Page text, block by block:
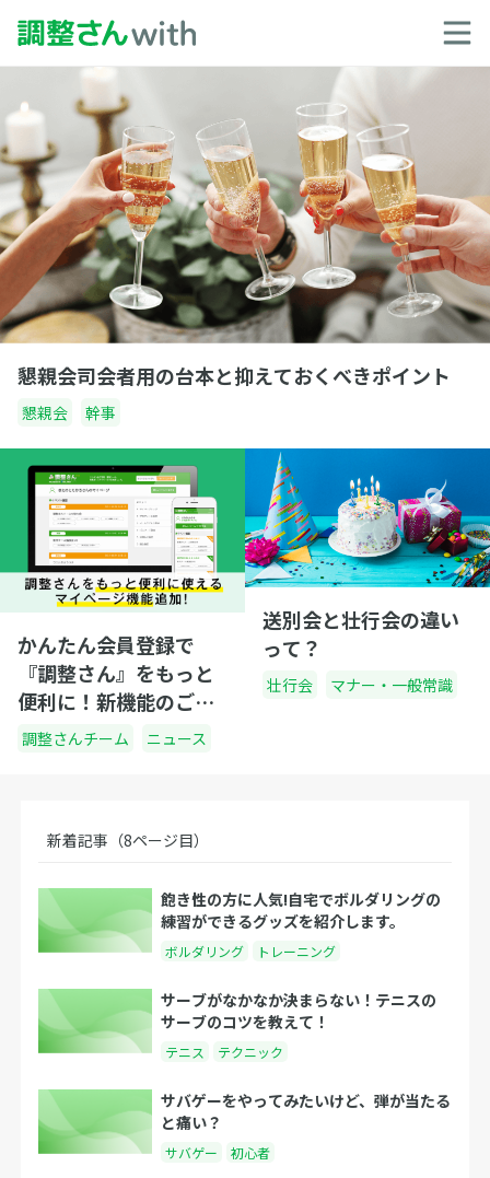
懇親会司会者用の台本と抑えておくべきポイント
懇親会 幹事
かんたん会員登録で
『調整さん』をもっと
便利に！新機能のご紹
介
調整さんチーム ニュース
送別会と壮行会の違い
って？
壮行会 マナー・一般常識
新着記事（8ページ目）
飽き性の方に人気!自宅でボルダリングの
練習ができるグッズを紹介します。
ボルダリング トレーニング
サーブがなかなか決まらない！テニスの
サーブのコツを教えて！
テニス テクニック
サバゲーをやってみたいけど、弾が当たる
と痛い？
サバゲー 初心者